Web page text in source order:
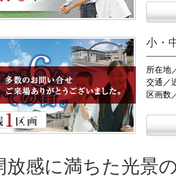
小・
所在地
交通／
区画数
放感に満ちた光景